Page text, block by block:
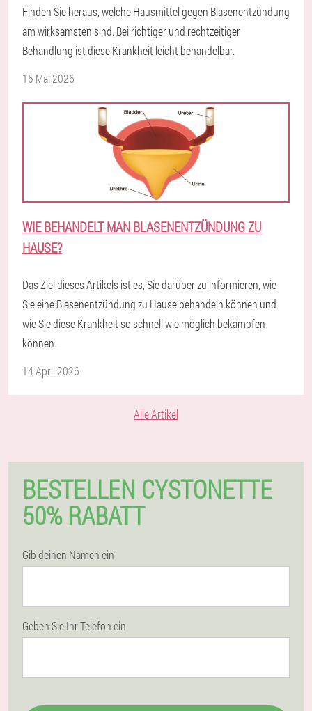
Finden Sie heraus, welche Hausmittel gegen Blasenentzündung
am wirksamsten sind. Bei richtiger und rechtzeitiger
Behandlung ist diese Krankheit leicht behandelbar.
15 Mai 2026
WIE BEHANDELT MAN BLASENENTZÜNDUNG ZU
HAUSE?
Das Ziel dieses Artikels ist es, Sie darüber zu informieren, wie
Sie eine Blasenentzündung zu Hause behandeln können und
wie Sie diese Krankheit so schnell wie möglich bekämpfen
können.
14 April 2026
Alle Artikel
BESTELLEN CYSTONETTE
50% RABATT
Gib deinen Namen ein
Geben Sie Ihr Telefon ein